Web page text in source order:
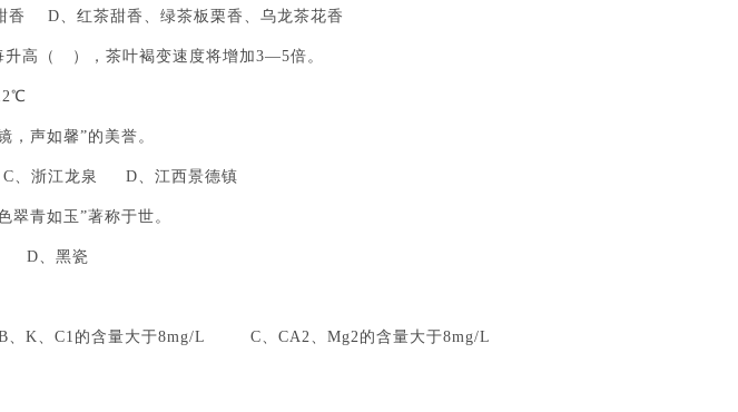
D、红茶甜香、绿茶板栗香、乌龙茶花香
升高（ ），茶叶褐变速度将增加3—5倍。
声如馨”的美誉。
江龙泉 D、江西景德镇
青如玉”著称于世。
、黑瓷
K、C1的含量大于8mg/L C、CA2、Mg2的含量大于8mg/L